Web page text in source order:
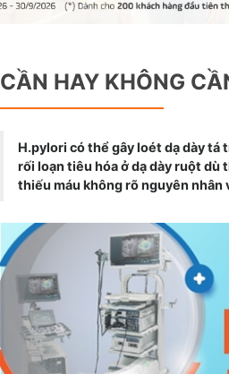
CẦN HAY KHÔNG
H.pylori có thể gây loét dạ dày tá
rối loạn tiêu hóa ở dạ dày ruột dù
thiếu máu không rõ nguyên nhân